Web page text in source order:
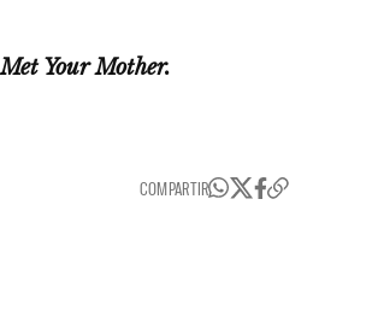
Your Mother.
COMPARTIR